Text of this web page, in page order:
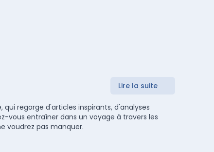
Lire la suite
regorge d'articles inspirants, d'analyses
vous entraîner dans un voyage à travers les
voudrez pas manquer.